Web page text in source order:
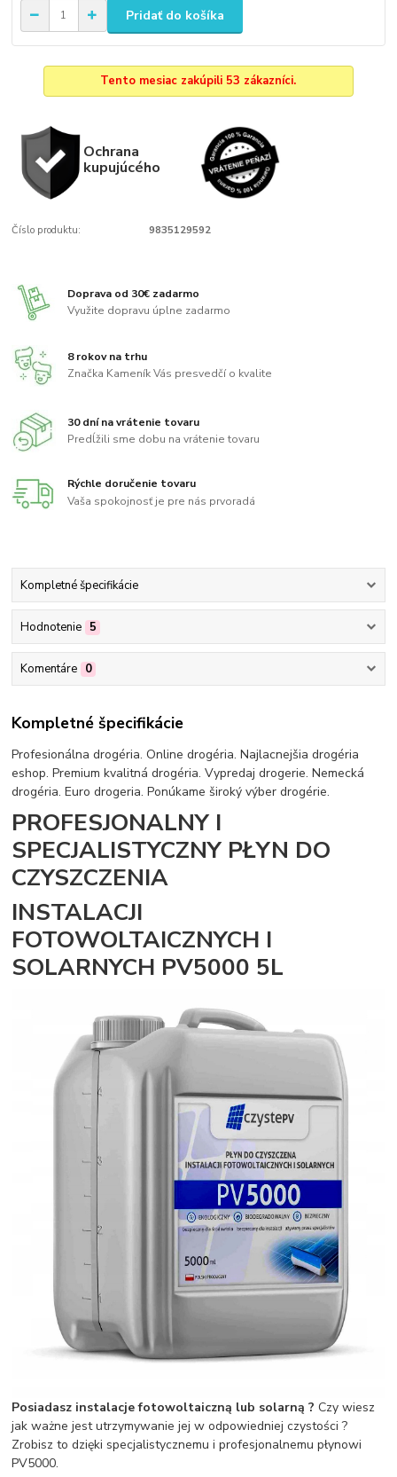
Pridať do košíka
Tento mesiac zakúpili 53 zákazníci.
Ochrana
kupujúcého
Číslo produktu: 9835129592
Doprava od 30€ zadarmo
Využite dopravu úplne zadarmo
8 rokov na trhu
Značka Kameník Vás presvedčí o kvalite
30 dní na vrátenie tovaru
Predĺžili sme dobu na vrátenie tovaru
Rýchle doručenie tovaru
Vaša spokojnosť je pre nás prvoradá
Kompletné špecifikácie
Hodnotenie 5
Komentáre 0
Kompletné špecifikácie
Profesionálna drogéria. Online drogéria. Najlacnejšia drogéria
eshop. Premium kvalitná drogéria. Vypredaj drogerie. Nemecká
drogéria. Euro drogeria. Ponúkame široký výber drogérie.
PROFESJONALNY I
SPECJALISTYCZNY PŁYN DO
CZYSZCZENIA
INSTALACJI
FOTOWOLTAICZNYCH I
SOLARNYCH PV5000 5L
Posiadasz instalacje fotowoltaiczną lub solarną ? Czy wiesz
jak ważne jest utrzymywanie jej w odpowiedniej czystości ?
Zrobisz to dzięki specjalistycznemu i profesjonalnemu płynowi
PV5000.